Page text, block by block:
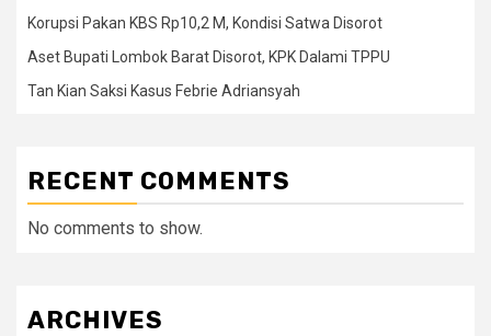
Korupsi Pakan KBS Rp10,2 M, Kondisi Satwa Disorot
Aset Bupati Lombok Barat Disorot, KPK Dalami TPPU
Tan Kian Saksi Kasus Febrie Adriansyah
RECENT COMMENTS
No comments to show.
ARCHIVES